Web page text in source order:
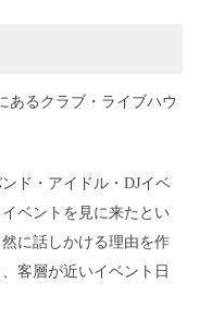
あるクラブ・ライブハウ
ド・アイドル・DJイベ
ベントを見に来たとい
に話しかける理由を作
客層が近いイベント日